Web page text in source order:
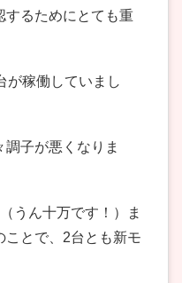
するためにとても重
が稼働していまし
子が悪くなりま
うん十万です！）ま
とで、2台とも新モ